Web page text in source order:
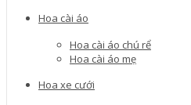
Hoa cài áo
Hoa cài áo chú rể
Hoa cài áo mẹ
Hoa xe cưới